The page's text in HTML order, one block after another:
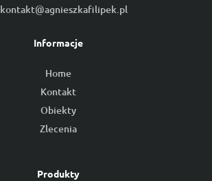
kontakt@agnieszkafilipek.pl
Informacje
Home
Kontakt
Obiekty
Zlecenia
Produkty